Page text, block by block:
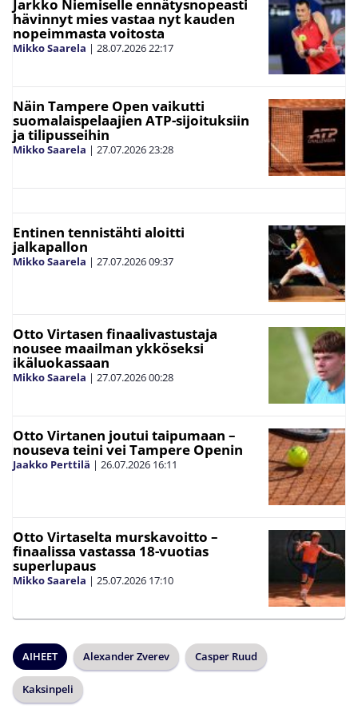
Jarkko Niemiselle ennätysnopeasti
hävinnyt mies vastaa nyt kauden
nopeimmasta voitosta
Mikko Saarela | 28.07.202622:17
Näin Tampere Open vaikutti
suomalaispelaajien ATP-sijoituksiin
ja tilipusseihin
Mikko Saarela | 27.07.202623:28
Entinen tennistähti aloitti
jalkapallon
Mikko Saarela | 27.07.202609:37
Otto Virtasen finaalivastustaja
nousee maailman ykköseksi
ikäluokassaan
Mikko Saarela | 27.07.202600:28
Otto Virtanen joutui taipumaan –
nouseva teini vei Tampere Openin
Jaakko Perttilä | 26.07.2026 16:11
Otto Virtaselta murskavoitto –
finaalissa vastassa 18-vuotias
superlupaus
Mikko Saarela | 25.07.2026 17:10
AIHEET Alexander Zverev Casper Ruud
Kaksinpeli